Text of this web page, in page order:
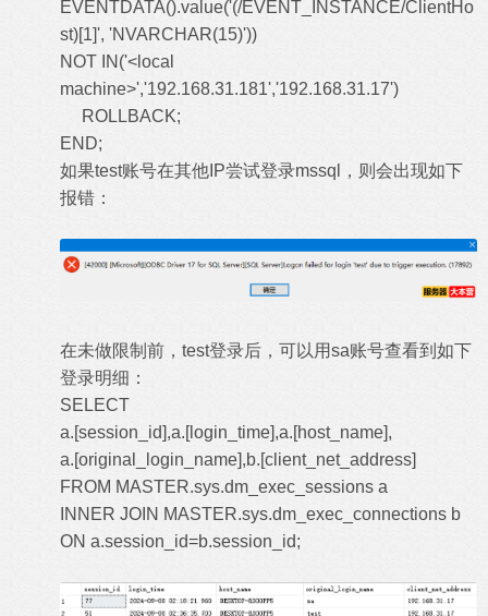
EVENTDATA().value('(/EVENT_INSTANCE/ClientHo
st)[1]', 'NVARCHAR(15)'))
NOT IN('<local
machine>','192.168.31.181','192.168.31.17')
ROLLBACK;
END;
如果test账号在其他IP尝试登录mssql，则会出现如下
报错：
在未做限制前，test登录后，可以用sa账号查看到如下
登录明细：
SELECT
a.[session_id],a.[login_time],a.[host_name],
a.[original_login_name],b.[client_net_address]
FROM MASTER.sys.dm_exec_sessions a
INNER JOIN MASTER.sys.dm_exec_connections b
ON a.session_id=b.session_id;